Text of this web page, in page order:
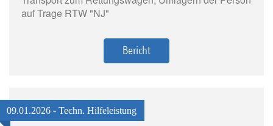
auf Trage RTW "NJ"
Bericht
09.01.2026 - Techn. Hilfeleistung